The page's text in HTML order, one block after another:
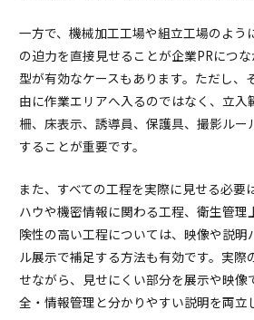
一方で、機械加工工場や組立工場のよう
の迫力を直接見せることが企業PRにつ
型が有効なケースもあります。ただし、
由に作業エリアへ入るのではなく、立入
柵、床表示、誘導員、保護具、撮影ルー
することが重要です。
また、すべての工程を実際に見せる必要
ハウや機密情報に関わる工程、衛生管理
険性の高い工程については、映像や説明
ル展示で補足する方法も有効です。実際
せながら、見せにくい部分を展示や映像
全・情報管理と分かりやすい説明を両立